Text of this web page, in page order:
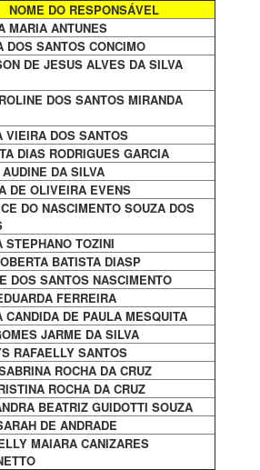
NOME DO RESPONSÁVEL
MARIA ANTUNES
DOS SANTOS CONCIMO
DE JESUS ALVES DA SILVA
DOS SANTOS MIRANDA
VIEIRA DOS SANTOS
DIAS RODRIGUES GARCIA
DA SILVA
DE OLIVEIRA EVENS
DO NASCIMENTO SOUZA DOS
STEPHANO TOZINI
BATISTA DIASP
DOS SANTOS NASCIMENTO
FERREIRA
CANDIDA DE PAULA MESQUITA
JARME DA SILVA
RAFAELLY SANTOS
ROCHA DA CRUZ
ROCHA DA CRUZ
BEATRIZ GUIDOTTI SOUZA
DE ANDRADE
MAIARA CANIZARES